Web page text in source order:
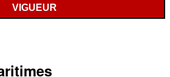
VIGUEUR